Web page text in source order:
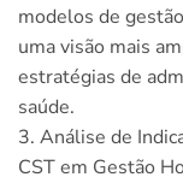
modelos de
uma visão mais
estratégias de
saúde.
3. Análise de
CST em Gestão